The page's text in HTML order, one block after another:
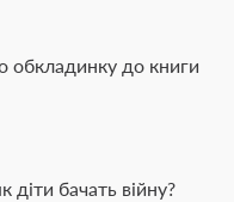
обкладинку до книги
діти бачать війну?